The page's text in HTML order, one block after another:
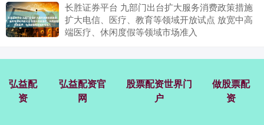
长胜证券平台 九部门出台扩大服务消费政策措施
扩大电信、医疗、教育等领域开放试点 放宽中高
端医疗、休闲度假等领域市场准入
弘益配
资
弘益配资官
网
股票配资世界门
户
做股票配
资